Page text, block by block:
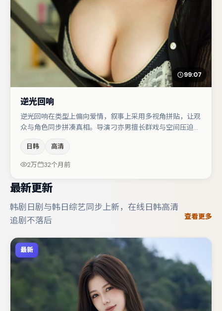
99:07
逆光回响
逆光回响在类型上偏向爱情，叙事上采用多视角拼贴，让观
众与角色同步拼凑真相。导演刁亦男擅长群戏与空间压迫
叙事驱动，汤唯、胡歌分别提供反差与喜剧/悬疑调剂（视
场次而定）。整体完成度较高，适合周末一口气追完。
日韩 高清
2万 32个月前
最新更新
韩剧日剧与韩日综艺同步上新，在线日韩高清
追剧不落后
查看更多
最新